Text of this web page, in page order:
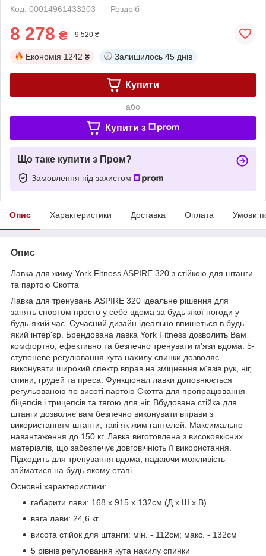
Код: 00014961433203
Роздріб
8 278 ₴ 9 520 ₴
Економія 1242 ₴ Залишилось 45 днів
Купити
або
Купити з
Що таке купити з Пром?
Замовлення під захистом
Опис Характеристики Доставка Оплата Умови
Опис
Лавка для жиму York Fitness ASPIRE 320 з стійкою для штанги
та партою Скотта
Лавка для тренувань ASPIRE 320 ідеальне рішення для
занять спортом просто у себе вдома за будь-якої погоди у
будь-який час. Сучасний дизайн ідеально впишеться в будь-
який інтер'єр. Брендована лавка York Fitness дозволить Вам
комфортно, ефективно та безпечно тренувати м'язи вдома. 5-
ступеневе регулювання кута нахилу спинки дозволяє
виконувати широкий спектр вправ на зміцнення м'язів рук, ніг,
спини, грудей та преса. Функціонал лавки доповнюється
регульованою по висоті партою Скотта для пропрацювання
біцепсів і трицепсів та тягою для ніг. Вбудована стійка для
штанги дозволяє вам безпечно виконувати вправи з
використанням штанги, такі як жим гантелей. Максимальне
навантаження до 150 кг. Лавка виготовлена з високоякісних
матеріалів, що забезпечує довговічність її використання.
Підходить для тренування вдома, надаючи можливість
займатися на будь-якому етапі.
Основні характеристики:
габарити лави: 168 x 915 x 132см (Д х Ш х В)
вага лави: 24,6 кг
висота стійок для штанги: мін. - 112см; макс. - 132см
5 рівнів регулювання кута нахилу спинки